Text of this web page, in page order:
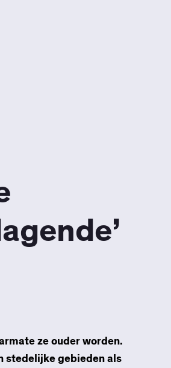
ze ouder worden.
stedelijke gebieden als